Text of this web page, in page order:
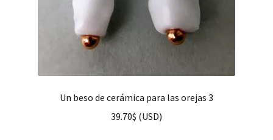
Un beso de cerámica para las orejas 3
39.70$ (USD)